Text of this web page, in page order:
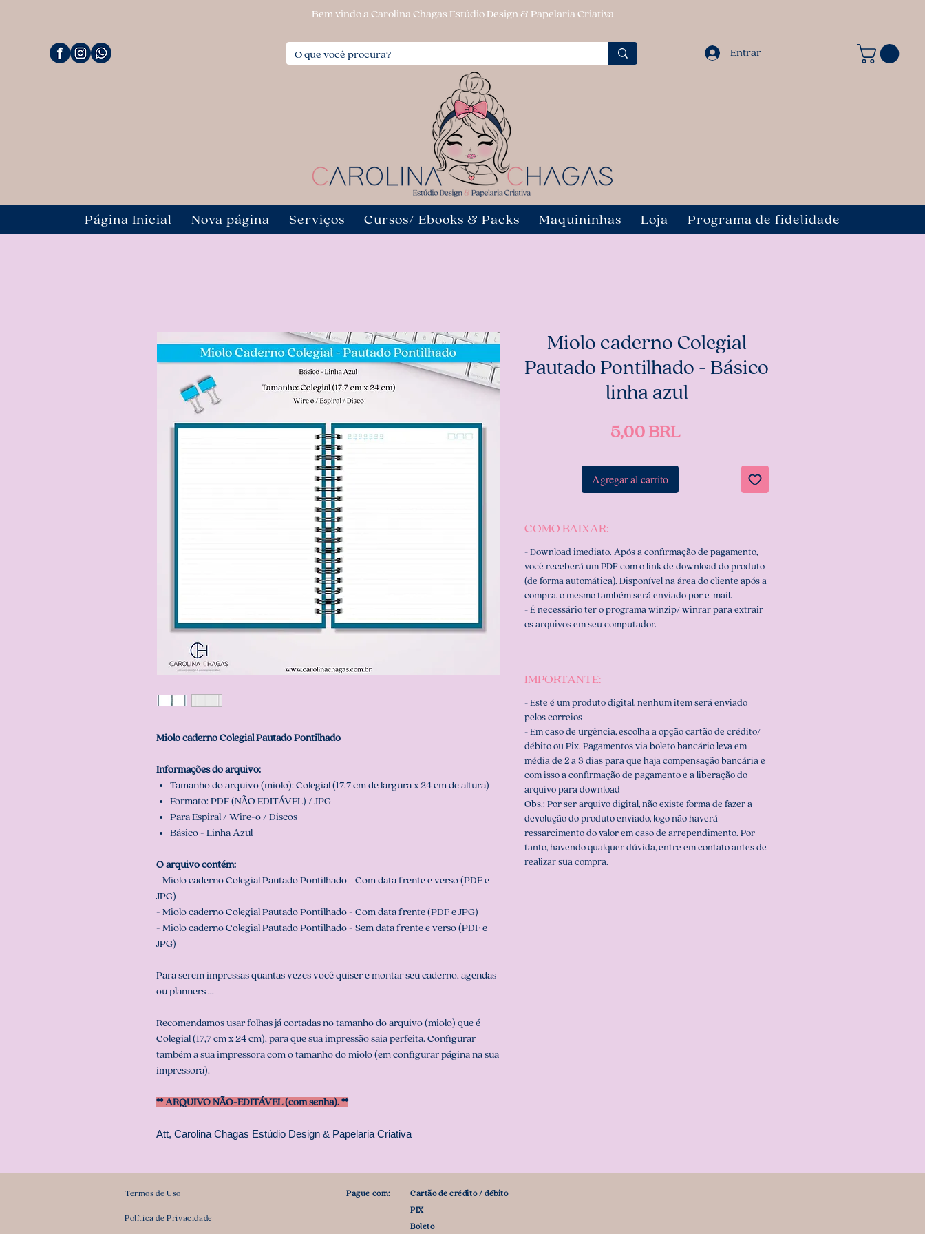
Bem vindo a Carolina Chagas Estúdio Design & Papelaria Criativa
Entrar
Página Inicial Nova página Serviços Cursos/ Ebooks & Packs Maquininhas Loja Programa de fidelidade
Miolo caderno Colegial Pautado Pontilhado
Informações do arquivo:
Tamanho do arquivo (miolo): Colegial (17,7 cm de largura x 24 cm de altura)
Formato: PDF (NÃO EDITÁVEL) / JPG
Para Espiral / Wire-o / Discos
Básico - Linha Azul
O arquivo contém:
- Miolo caderno Colegial Pautado Pontilhado - Com data frente e verso (PDF e
JPG)
- Miolo caderno Colegial Pautado Pontilhado - Com data frente (PDF e JPG)
- Miolo caderno Colegial Pautado Pontilhado - Sem data frente e verso (PDF e
JPG)
Para serem impressas quantas vezes você quiser e montar seu caderno, agendas
ou planners ...
Recomendamos usar folhas já cortadas no tamanho do arquivo (miolo) que é
Colegial (17,7 cm x 24 cm), para que sua impressão saia perfeita. Configurar
também a sua impressora com o tamanho do miolo (em configurar página na sua
impressora).
** ARQUIVO NÃO-EDITÁVEL (com senha). **
Att, Carolina Chagas Estúdio Design & Papelaria Criativa
Miolo caderno Colegial
Pautado Pontilhado - Básico
linha azul
5,00 BRLPrecio
Agregar al carrito
COMO BAIXAR:
- Download imediato. Após a confirmação de pagamento,
você receberá um PDF com o link de download do produto
(de forma automática). Disponível na área do cliente após a
compra, o mesmo também será enviado por e-mail.
- É necessário ter o programa winzip/ winrar para extrair
os arquivos em seu computador.
IMPORTANTE:
- Este é um produto digital, nenhum item será enviado
pelos correios
- Em caso de urgência, escolha a opção cartão de crédito/
débito ou Pix. Pagamentos via boleto bancário leva em
média de 2 a 3 dias para que haja compensação bancária e
com isso a confirmação de pagamento e a liberação do
arquivo para download
Obs.: Por ser arquivo digital, não existe forma de fazer a
devolução do produto enviado, logo não haverá
ressarcimento do valor em caso de arrependimento. Por
tanto, havendo qualquer dúvida, entre em contato antes de
realizar sua compra.
Termos de Uso
Política de Privacidade
Pague com:
Cartão de crédito / débito
PIX
Boleto